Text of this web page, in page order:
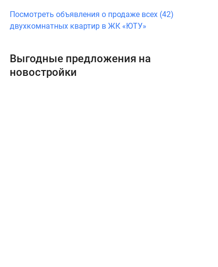
Посмотреть объявления о продаже всех (42)
двухкомнатных квартир в ЖК «ЮТУ»
Выгодные предложения на
новостройки